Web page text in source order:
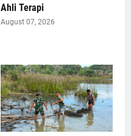
Ahli Terapi
August 07, 2026